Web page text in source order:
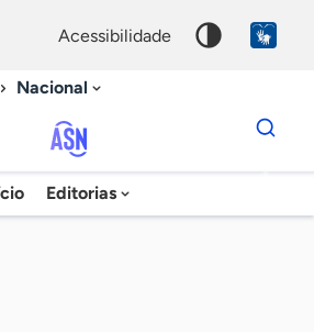
acessibilidade
Nacional
Agência
Sebrae
Editorias
Dados
para
chave